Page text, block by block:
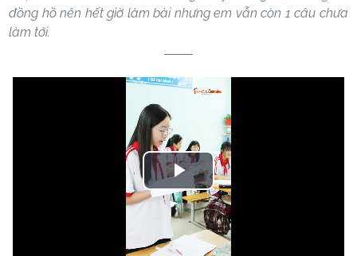
đồng hồ nên hết giờ làm bài nhưng em vẫn còn 1 câu chưa
làm tới.
Play
Video